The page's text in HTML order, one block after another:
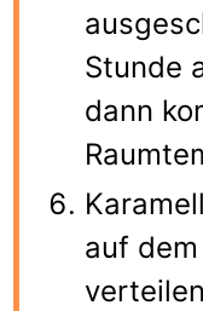
Stunde
dann
auf